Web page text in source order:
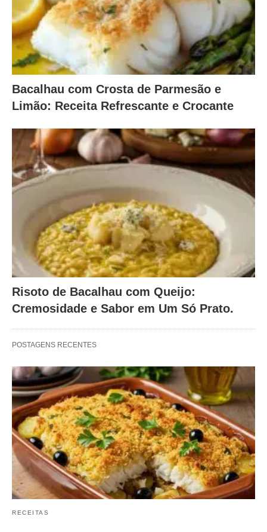
Bacalhau com Crosta de Parmesão e
Limão: Receita Refrescante e Crocante
Risoto de Bacalhau com Queijo:
Cremosidade e Sabor em Um Só Prato.
POSTAGENS RECENTES
RECEITAS